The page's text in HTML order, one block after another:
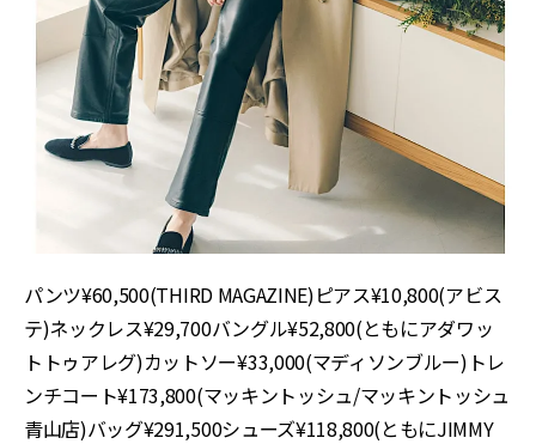
パンツ¥60,500(THIRD MAGAZINE)ピアス¥10,800(アビス
テ)ネックレス¥29,700バングル¥52,800(ともにアダワッ
トトゥアレグ)カットソー¥33,000(マディソンブルー)トレ
ンチコート¥173,800(マッキントッシュ/マッキントッシュ
青山店)バッグ¥291,500シューズ¥118,800(ともにJIMMY